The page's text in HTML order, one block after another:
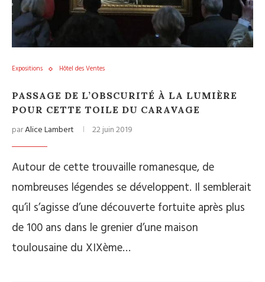
Expositions Hôtel des Ventes
PASSAGE DE L’OBSCURITÉ À LA LUMIÈRE
POUR CETTE TOILE DU CARAVAGE
parAlice Lambert 22 juin 2019
Autour de cette trouvaille romanesque, de
nombreuses légendes se développent. Il semblerait
qu’il s’agisse d’une découverte fortuite après plus
de 100 ans dans le grenier d’une maison
toulousaine du XIXème…